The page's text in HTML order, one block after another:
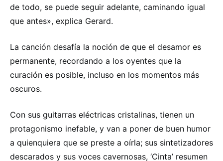
de todo, se puede seguir adelante, caminando igual
que antes», explica Gerard.
La canción desafía la noción de que el desamor es
permanente, recordando a los oyentes que la
curación es posible, incluso en los momentos más
oscuros.
Con sus guitarras eléctricas cristalinas, tienen un
protagonismo inefable, y van a poner de buen humor
a quienquiera que se preste a oírla; sus sintetizadores
descarados y sus voces cavernosas, ‘Cinta’ resumen